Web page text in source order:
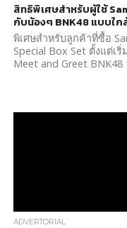
สิทธิพิเศษสำหรับผู้ใช้
กับน้องๆ BNK48 แบบใก
พิเศษสำหรับลูกค้าที่ซื้อ
Special Box Set ตั้งแต่เ
Meet and Greet BNK48
ADVERTORIAL